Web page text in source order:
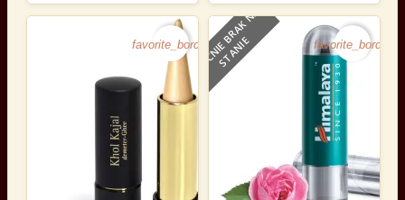
favorite_borderO
B
E
C
N
I
E
B
R
A
K
N
A
S
T
A
N
I
E favorite_border